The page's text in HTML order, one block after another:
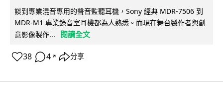
談到專業混音專用的聲音監聽耳機，Sony 經典 MDR-7506 到
MDR-M1 專業錄音室耳機都為人熟悉。而現在舞台製作者與創
意影像製作...
閱讀全文
38 4 ↗ 分享